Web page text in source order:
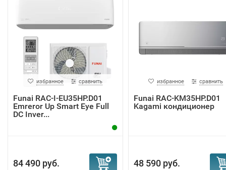
избранное сравнить
Funai RAC-I-EU35HP.D01
Emreror Up Smart Eye Full
DC Inver...
84 490 руб.
избранное сравнить
Funai RAC-KM35HP.D01
Kagami кондиционер
48 590 руб.